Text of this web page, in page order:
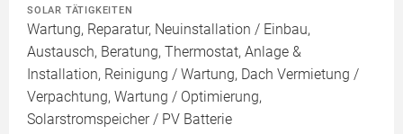
SOLAR TÄTIGKEITEN
Wartung, Reparatur, Neuinstallation / Einbau,
Austausch, Beratung, Thermostat, Anlage &
Installation, Reinigung / Wartung, Dach Vermietung /
Verpachtung, Wartung / Optimierung,
Solarstromspeicher / PV Batterie